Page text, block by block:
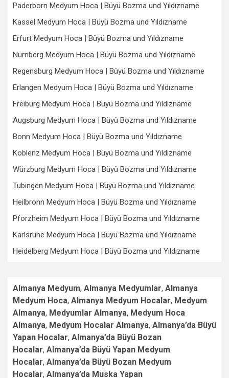
Paderborn Medyum Hoca | Büyü Bozma und Yıldızname
Kassel Medyum Hoca | Büyü Bozma und Yıldızname
Erfurt Medyum Hoca | Büyü Bozma und Yıldızname
Nürnberg Medyum Hoca | Büyü Bozma und Yıldızname
Regensburg Medyum Hoca | Büyü Bozma und Yıldızname
Erlangen Medyum Hoca | Büyü Bozma und Yıldızname
Freiburg Medyum Hoca | Büyü Bozma und Yıldızname
Augsburg Medyum Hoca | Büyü Bozma und Yıldızname
Bonn Medyum Hoca | Büyü Bozma und Yıldızname
Koblenz Medyum Hoca | Büyü Bozma und Yıldızname
Würzburg Medyum Hoca | Büyü Bozma und Yıldızname
Tubingen Medyum Hoca | Büyü Bozma und Yıldızname
Heilbronn Medyum Hoca | Büyü Bozma und Yıldızname
Pforzheim Medyum Hoca | Büyü Bozma und Yıldızname
Karlsruhe Medyum Hoca | Büyü Bozma und Yıldızname
Heidelberg Medyum Hoca | Büyü Bozma und Yıldızname
Almanya Medyum, Almanya Medyumlar, Almanya
Medyum Hoca, Almanya Medyum Hocalar, Medyum
Almanya, Medyumlar Almanya, Medyum Hoca
Almanya, Medyum Hocalar Almanya, Almanya’da Büyü
Yapan Hocalar, Almanya’da Büyü Bozan
Hocalar, Almanya’da Büyü Yapan Medyum
Hocalar, Almanya’da Büyü Bozan Medyum
Hocalar, Almanya’da Muska Yapan